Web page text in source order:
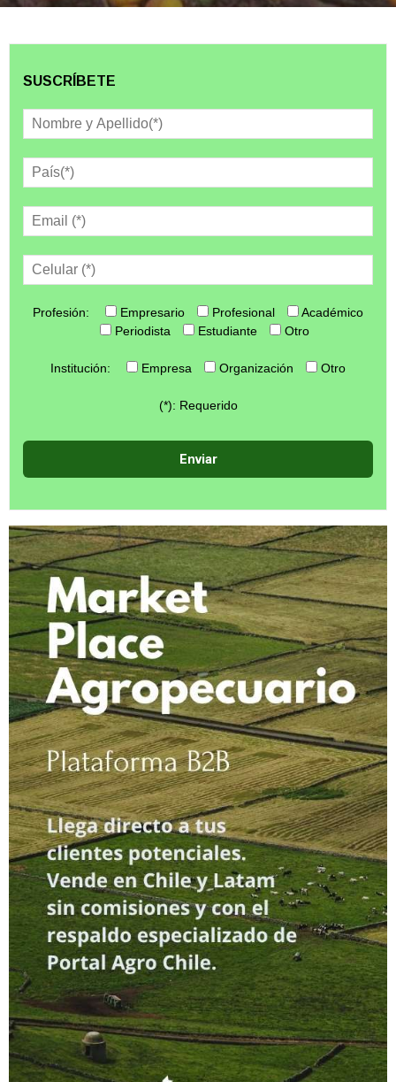
SUSCRÍBETE
Profesión: Empresario Profesional
Académico
Periodista
Estudiante Otro
Institución: Empresa Organización Otro
(*): Requerido